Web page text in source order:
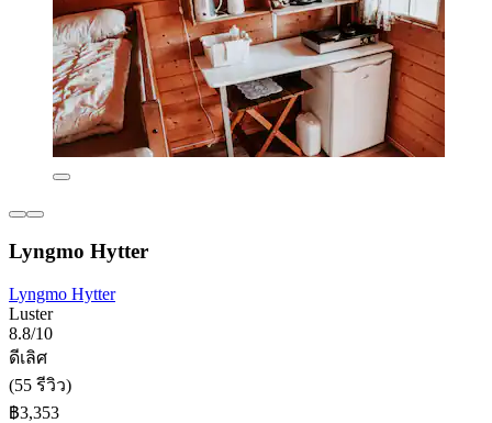
Lyngmo Hytter
Lyngmo Hytter
Luster
8.8/10
ดีเลิศ
(55 รีวิว)
฿3,353